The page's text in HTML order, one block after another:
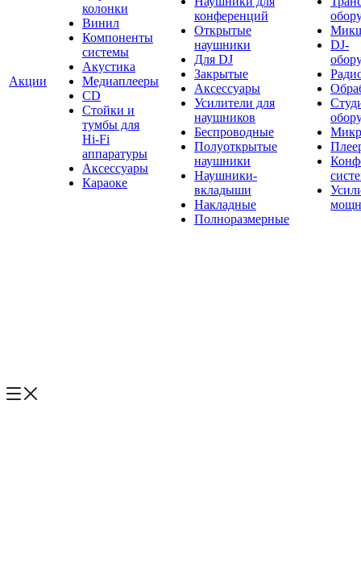
Акции
колонки
Винил
Компоненты
системы
Акустика
Медиаплееры
CD
Стойки и
тумбы для
Hi-Fi
аппаратуры
Аксессуары
Караоке
конференций
Открытые
наушники
Для DJ
Закрытые
Аксессуары
Усилители для
наушников
Беспроводные
Полуоткрытые
наушники
Наушники-
вкладыши
Накладные
Полноразмерные
DJ-